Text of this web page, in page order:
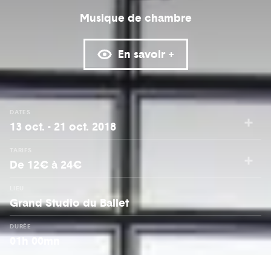
Musique de chambre
En savoir +
DATES
13 oct. - 21 oct. 2018
De 12€ à 24€
Grand Studio du Ballet
DURÉE
01h 00mn